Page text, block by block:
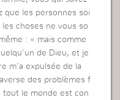
que les personnes soi
choses ne vous so
: « mais comme
de Dieu, et je
m’a expulsée de la
des problèmes f
tout le monde est con